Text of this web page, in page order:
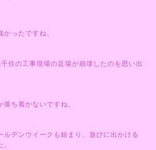
ったですね。
住の工事現場の足場が崩壊したのを思い出
落ち着かないですね。
ルデンウイークも始まり、遊びに出かける